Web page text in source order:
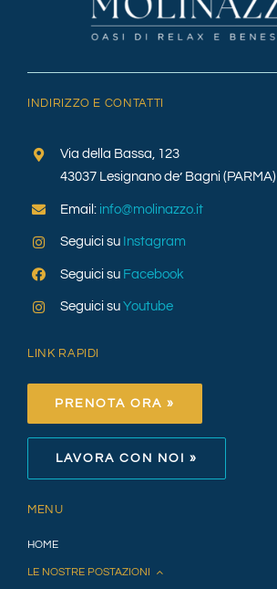
INDIRIZZO E CONTATTI
Via della Bassa, 123
43037 Lesignano de’ Bagni (PARMA)
Email: info@molinazzo.it
Seguici su Instagram
Seguici su Facebook
Seguici su Youtube
LINK RAPIDI
PRENOTA ORA »
LAVORA CON NOI »
MENU
HOME
LE NOSTRE POSTAZIONI